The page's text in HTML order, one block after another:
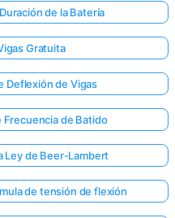
de la Batería
Gratuita
Deflexión de Vigas
de Batido
Ley de Beer-Lambert
de tensión de flexión